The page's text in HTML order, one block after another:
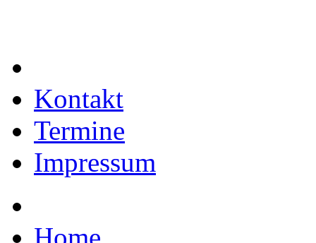
Kontakt
Termine
Impressum
Home